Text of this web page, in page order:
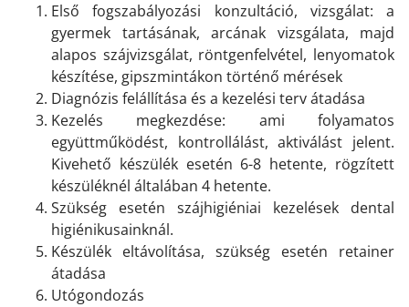
Első fogszabályozási konzultáció, vizsgálat: a
gyermek tartásának, arcának vizsgálata, majd
alapos szájvizsgálat, röntgenfelvétel, lenyomatok
készítése, gipszmintákon történő mérések
Diagnózis felállítása és a kezelési terv átadása
Kezelés megkezdése: ami folyamatos
együttműködést, kontrollálást, aktiválást jelent.
Kivehető készülék esetén 6-8 hetente, rögzített
készüléknél általában 4 hetente.
Szükség esetén szájhigiéniai kezelések dental
higiénikusainknál.
Készülék eltávolítása, szükség esetén retainer
átadása
Utógondozás